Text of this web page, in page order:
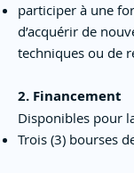
participer à une
d’acquérir de
techniques ou de
2. Financement
​Disponibles pour
Trois (3) bourses